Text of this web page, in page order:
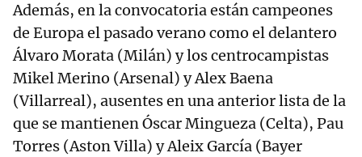
Además, en la convocatoria están campeones
de Europa el pasado verano como el delantero
Álvaro Morata (Milán) y los centrocampistas
Mikel Merino (Arsenal) y Alex Baena
(Villarreal), ausentes en una anterior lista de la
que se mantienen Óscar Mingueza (Celta), Pau
Torres (Aston Villa) y Aleix García (Bayer